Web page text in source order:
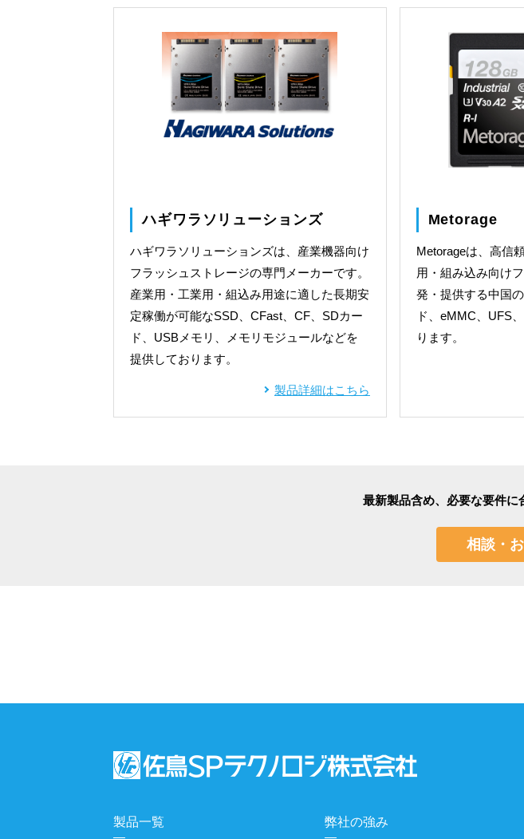
ハギワラソリューションズ
ハギワラソリューションズは、産業機器向け
フラッシュストレージの専門メーカーです。
産業用・工業用・組込み用途に適した長期安
定稼働が可能なSSD 、CFast、CF、SDカー
ド、USBメモリ、メモリモジュールなどを
提供しております。
製品詳細はこちら
Metorage
Metorageは、高信
用・組み込み向け
発・提供する中国
ド、eMMC、UFS
ります。
最新製品含め、必要な要件に
相談・
製品一覧 弊社の強み